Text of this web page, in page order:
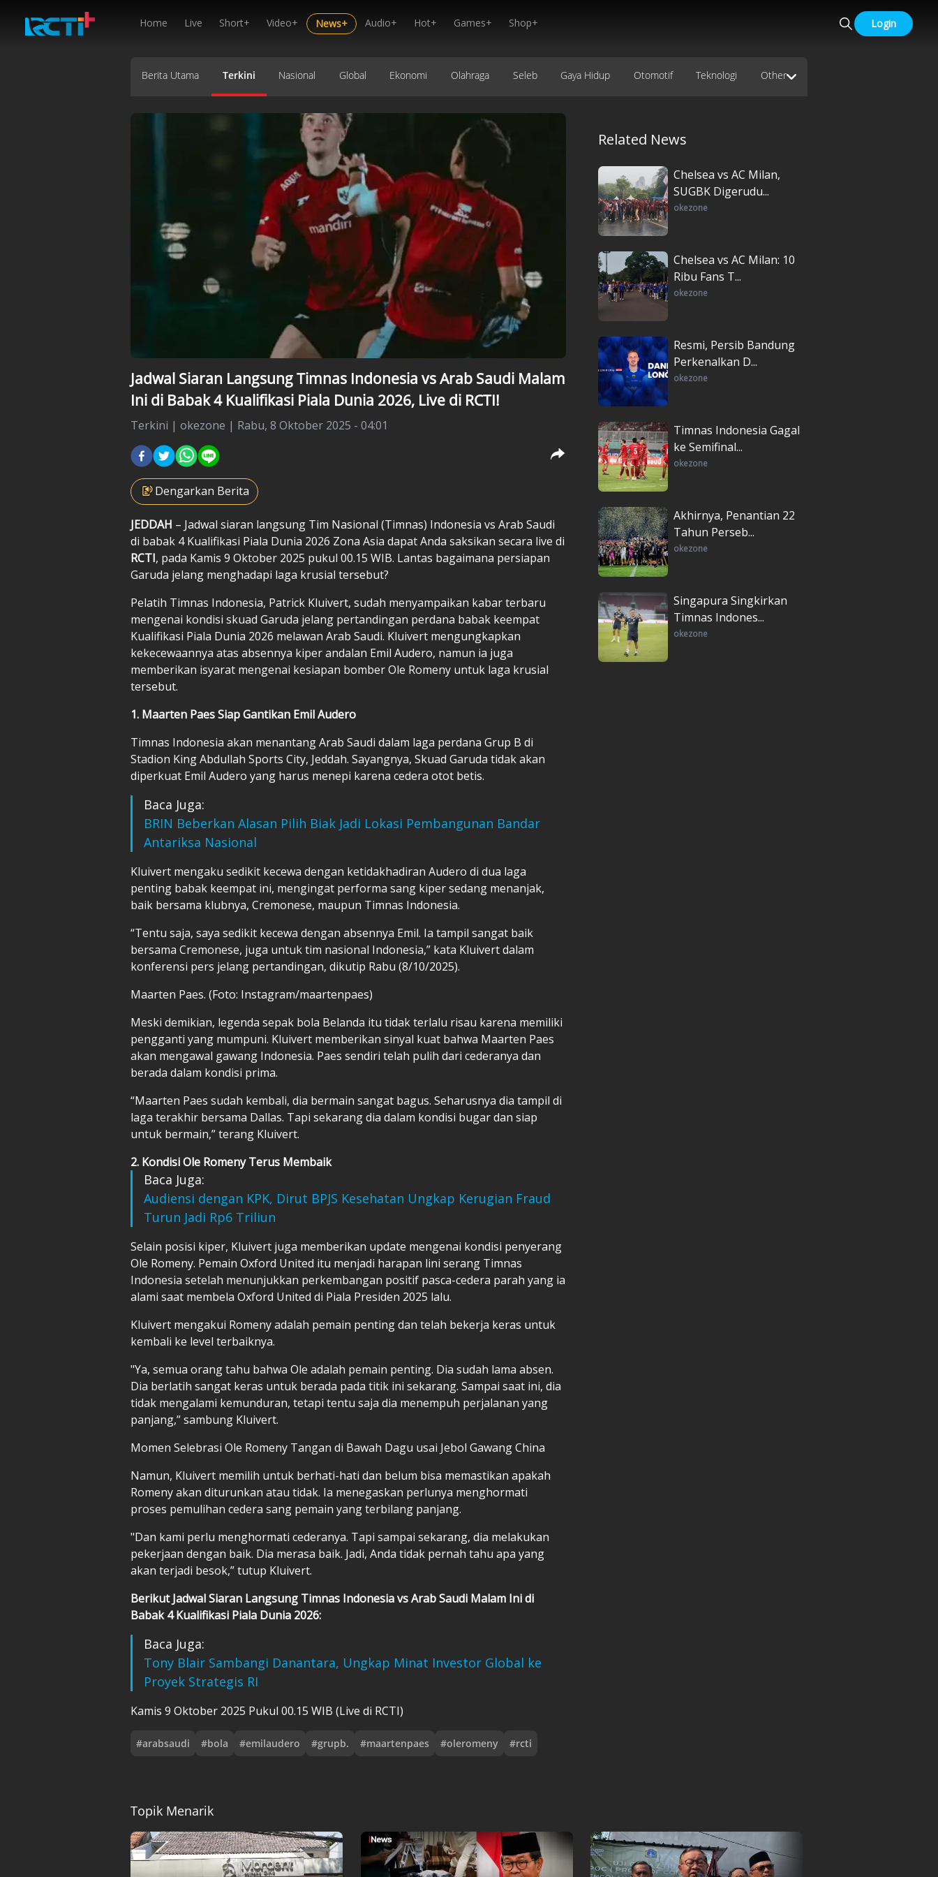
Home Live Short+ Video+ News+ Audio+ Hot+ Games+ Shop+ Login
Berita Utama Terkini Nasional Global Ekonomi Olahraga Seleb Gaya Hidup Otomotif Teknologi Other
Jadwal Siaran Langsung Timnas Indonesia vs Arab Saudi Malam
Ini di Babak 4 Kualifikasi Piala Dunia 2026, Live di RCTI!
Terkini | okezone | Rabu, 8 Oktober 2025 - 04:01
Dengarkan Berita
JEDDAH – Jadwal siaran langsung Tim Nasional (Timnas) Indonesia vs Arab Saudi
di babak 4Kualifikasi Piala Dunia 2026 Zona Asia dapat Anda saksikan secara live di
RCTI, pada Kamis 9 Oktober 2025 pukul 00.15 WIB. Lantas bagaimana persiapan
Garuda jelang menghadapi laga krusial tersebut?
Pelatih Timnas Indonesia, Patrick Kluivert, sudah menyampaikan kabar terbaru
mengenai kondisi skuad Garuda jelang pertandingan perdana babak keempat
Kualifikasi Piala Dunia 2026 melawan Arab Saudi. Kluivert mengungkapkan
kekecewaannya atas absennya kiper andalan Emil Audero, namun ia juga
memberikan isyarat mengenai kesiapan bomber Ole Romeny untuk laga krusial
tersebut.
1. Maarten Paes Siap Gantikan Emil Audero
Timnas Indonesia akan menantang Arab Saudi dalam laga perdana Grup B di
Stadion King Abdullah Sports City, Jeddah. Sayangnya, Skuad Garuda tidak akan
diperkuat Emil Audero yang harus menepi karena cedera otot betis.
Baca Juga:
BRIN Beberkan Alasan Pilih Biak Jadi Lokasi Pembangunan Bandar
Antariksa Nasional
Kluivert mengaku sedikit kecewa dengan ketidakhadiran Audero di dua laga
penting babak keempat ini, mengingat performa sang kiper sedang menanjak,
baik bersama klubnya, Cremonese, maupun Timnas Indonesia.
“Tentu saja, saya sedikit kecewa dengan absennya Emil. Ia tampil sangat baik
bersama Cremonese, juga untuk tim nasional Indonesia,” kata Kluivert dalam
konferensi pers jelang pertandingan, dikutip Rabu (8/10/2025).
Maarten Paes. (Foto: Instagram/maartenpaes)
Meski demikian, legenda sepak bola Belanda itu tidak terlalu risau karena memiliki
pengganti yang mumpuni. Kluivert memberikan sinyal kuat bahwa Maarten Paes
akan mengawal gawang Indonesia. Paes sendiri telah pulih dari cederanya dan
berada dalam kondisi prima.
“Maarten Paes sudah kembali, dia bermain sangat bagus. Seharusnya dia tampil di
laga terakhir bersama Dallas. Tapi sekarang dia dalam kondisi bugar dan siap
untuk bermain,” terang Kluivert.
2. Kondisi Ole Romeny Terus Membaik
Baca Juga:
Audiensi dengan KPK, Dirut BPJS Kesehatan Ungkap Kerugian Fraud
Turun Jadi Rp6 Triliun
Selain posisi kiper, Kluivert juga memberikan update mengenai kondisi penyerang
Ole Romeny. Pemain Oxford United itu menjadi harapan lini serang Timnas
Indonesia setelah menunjukkan perkembangan positif pasca-cedera parah yang ia
alami saat membela Oxford United di Piala Presiden 2025 lalu.
Kluivert mengakui Romeny adalah pemain penting dan telah bekerja keras untuk
kembali ke level terbaiknya.
"Ya, semua orang tahu bahwa Ole adalah pemain penting. Dia sudah lama absen.
Dia berlatih sangat keras untuk berada pada titik ini sekarang. Sampai saat ini, dia
tidak mengalami kemunduran, tetapi tentu saja dia menempuh perjalanan yang
panjang,” sambung Kluivert.
Momen Selebrasi Ole Romeny Tangan di Bawah Dagu usai Jebol Gawang China
Namun, Kluivert memilih untuk berhati-hati dan belum bisa memastikan apakah
Romeny akan diturunkan atau tidak. Ia menegaskan perlunya menghormati
proses pemulihan cedera sang pemain yang terbilang panjang.
"Dan kami perlu menghormati cederanya. Tapi sampai sekarang, dia melakukan
pekerjaan dengan baik. Dia merasa baik. Jadi, Anda tidak pernah tahu apa yang
akan terjadi besok,” tutup Kluivert.
Berikut Jadwal Siaran Langsung Timnas Indonesia vs Arab Saudi Malam Ini di
Babak 4 Kualifikasi Piala Dunia 2026:
Baca Juga:
Tony Blair Sambangi Danantara, Ungkap Minat Investor Global ke
Proyek Strategis RI
Kamis 9 Oktober 2025 Pukul 00.15 WIB (Live di RCTI)
#arabsaudi #bola #emilaudero #grupb. #maartenpaes #oleromeny #rcti
Related News
Chelsea vs AC Milan,
SUGBK Digerudu...
okezone
Chelsea vs AC Milan: 10
Ribu Fans T...
okezone
Resmi, Persib Bandung
Perkenalkan D...
okezone
Timnas Indonesia Gagal
ke Semifinal...
okezone
Akhirnya, Penantian 22
Tahun Perseb...
okezone
Singapura Singkirkan
Timnas Indones...
okezone
Topik Menarik